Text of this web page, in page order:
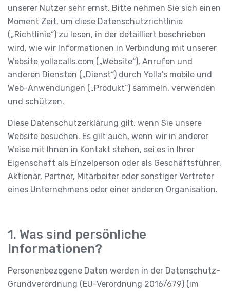
unserer Nutzer sehr ernst. Bitte nehmen Sie sich einen
Moment Zeit, um diese Datenschutzrichtlinie
(„Richtlinie“) zu lesen, in der detailliert beschrieben
wird, wie wir Informationen in Verbindung mit unserer
Website yollacalls.com („Website“), Anrufen und
anderen Diensten („Dienst“) durch Yolla’s mobile und
Web-Anwendungen („Produkt“) sammeln, verwenden
und schützen.
Diese Datenschutzerklärung gilt, wenn Sie unsere
Website besuchen. Es gilt auch, wenn wir in anderer
Weise mit Ihnen in Kontakt stehen, sei es in Ihrer
Eigenschaft als Einzelperson oder als Geschäftsführer,
Aktionär, Partner, Mitarbeiter oder sonstiger Vertreter
eines Unternehmens oder einer anderen Organisation.
1. Was sind persönliche
Informationen?
Personenbezogene Daten werden in der Datenschutz-
Grundverordnung (EU-Verordnung 2016/679) (im